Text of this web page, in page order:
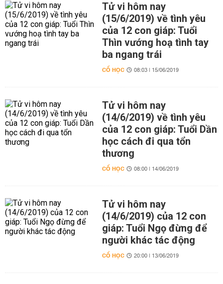
Tử vi hôm nay
(15/6/2019) về tình yêu
của 12 con giáp: Tuổi
Thìn vướng hoạ tình tay
ba ngang trái
CỔ HỌC 08:03 | 15/06/2019
Tử vi hôm nay
(14/6/2019) về tình yêu
của 12 con giáp: Tuổi Dần
học cách đi qua tổn
thương
CỔ HỌC 08:00 | 14/06/2019
Tử vi hôm nay
(14/6/2019) của 12 con
giáp: Tuổi Ngọ đừng để
người khác tác động
CỔ HỌC 20:00 | 13/06/2019